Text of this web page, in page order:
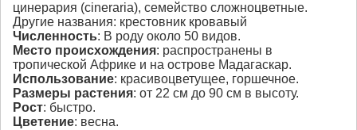
цинерария (cineraria), семейство сложноцветные.
Другие названия: крестовник кровавый
Численность: В роду около 50 видов.
Место происхождения: распространены в
тропической Африке и на острове Мадагаскар.
Использование: красивоцветущее, горшечное.
Размеры растения: от 22 см до 90 см в высоту.
Рост: быстро.
Цветение: весна.